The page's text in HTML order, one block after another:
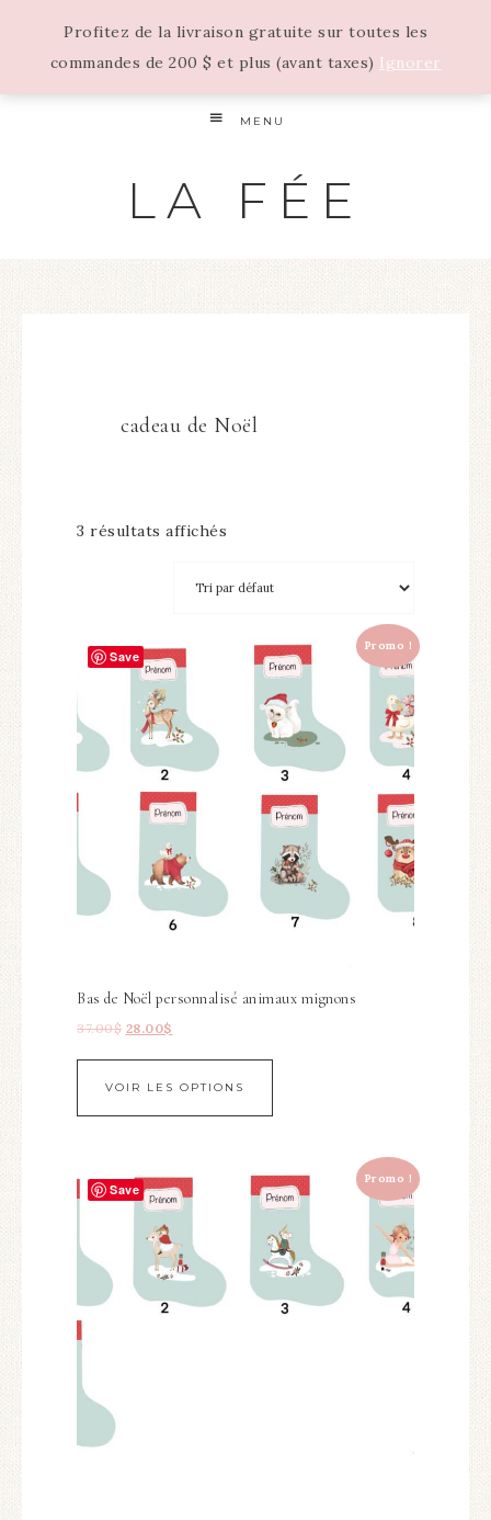
Profitez de la livraison gratuite sur toutes les
commandes de 200 $ et plus (avant taxes) Ignorer
MENU
LA FÉE
cadeau de Noël
3 résultats affichés
Save
Promo !
Bas de Noël personnalisé animaux mignons
37.00$ 28.00$
VOIR LES OPTIONS
Save
Promo !